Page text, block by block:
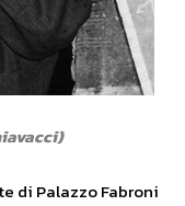
di Palazzo Fabroni